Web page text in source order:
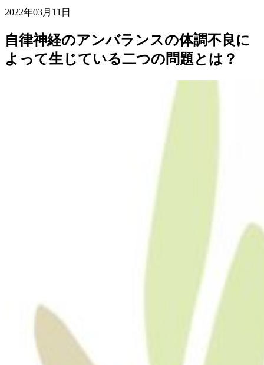
2022年03月11日
自律神経のアンバランスの体調不良に
よって生じている二つの問題とは？